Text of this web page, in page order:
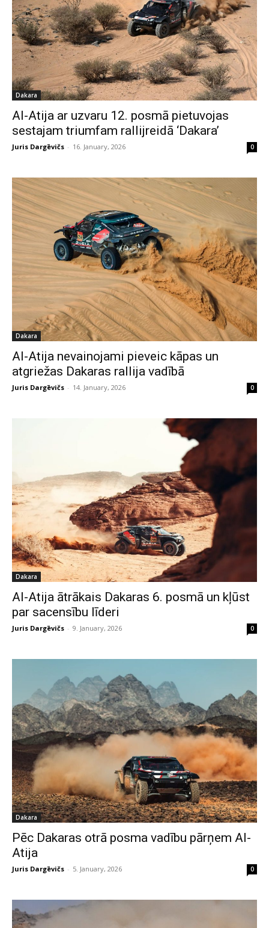
Dakara
Al-Atija ar uzvaru 12. posmā pietuvojas
sestajam triumfam rallijreidā ‘Dakara’
Juris Dargēvičs - 16. January, 2026 0
Dakara
Al-Atija nevainojami pieveic kāpas un
atgriežas Dakaras rallija vadībā
Juris Dargēvičs - 14. January, 2026 0
Dakara
Al-Atija ātrākais Dakaras 6. posmā un kļūst
par sacensību līderi
Juris Dargēvičs - 9. January, 2026 0
Dakara
Pēc Dakaras otrā posma vadību pārņem Al-
Atija
Juris Dargēvičs - 5. January, 2026 0